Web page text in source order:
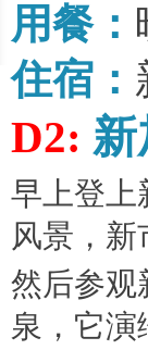
用餐：
住宿：
D2: 新
早上登上
风景，
然后参观
泉，它演